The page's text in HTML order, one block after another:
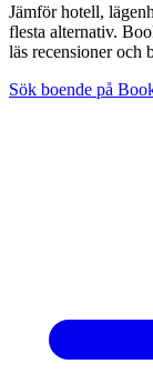
Jämför hotell,
flesta alternativ.
läs recensioner och
Sök boende på